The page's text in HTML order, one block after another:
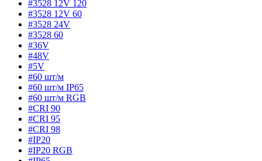
#3528 12V 120
#3528 12V 60
#3528 24V
#3528 60
#36V
#48V
#5V
#60 шт/м
#60 шт/м IP65
#60 шт/м RGB
#CRI 90
#CRI 95
#CRI 98
#IP20
#IP20 RGB